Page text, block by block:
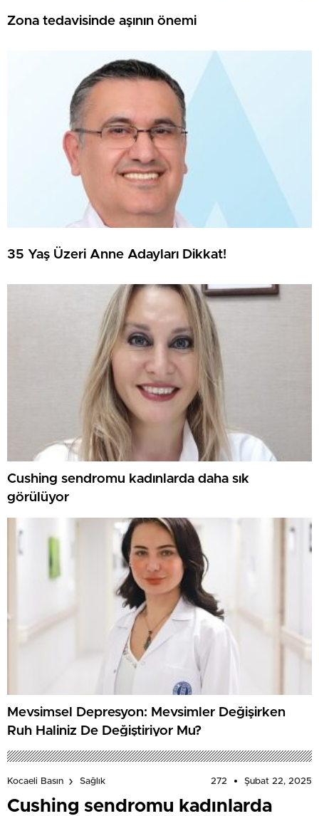
Zona tedavisinde aşının önemi
35 Yaş Üzeri Anne Adayları Dikkat!
Cushing sendromu kadınlarda daha sık
görülüyor
Mevsimsel Depresyon: Mevsimler Değişirken
Ruh Haliniz De Değiştiriyor Mu?
Kocaeli Basın Sağlık 272 Şubat 22, 2025
Cushing sendromu kadınlarda